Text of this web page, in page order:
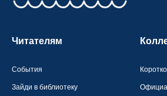
Читателям
События
Зайди в библиотеку